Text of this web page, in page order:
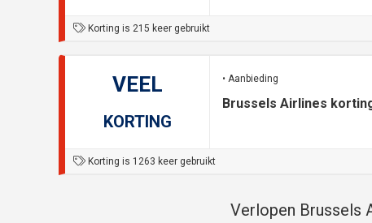
Korting is 215 keer gebruikt
VEEL
KORTING
• Aanbieding
Brussels Airlines
Korting is 1263 keer gebruikt
Verlopen Brussels